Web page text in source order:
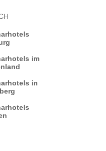
im
in